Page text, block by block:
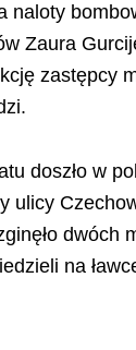
naloty
Zaura
zastępcy
doszło w
ulicy
dwóch
na